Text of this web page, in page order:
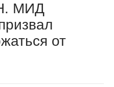
МИД
от